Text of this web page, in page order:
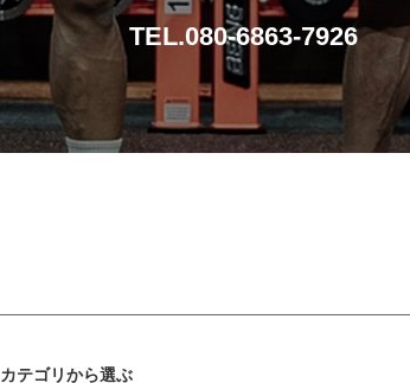
TEL.080-6863-7926
カテゴリから選ぶ